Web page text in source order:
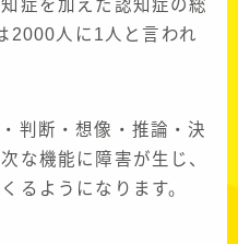
症を加えた認知症の総
2000人に1人と言われ
判断・想像・推論・決
な機能に障害が生じ、
るようになります。